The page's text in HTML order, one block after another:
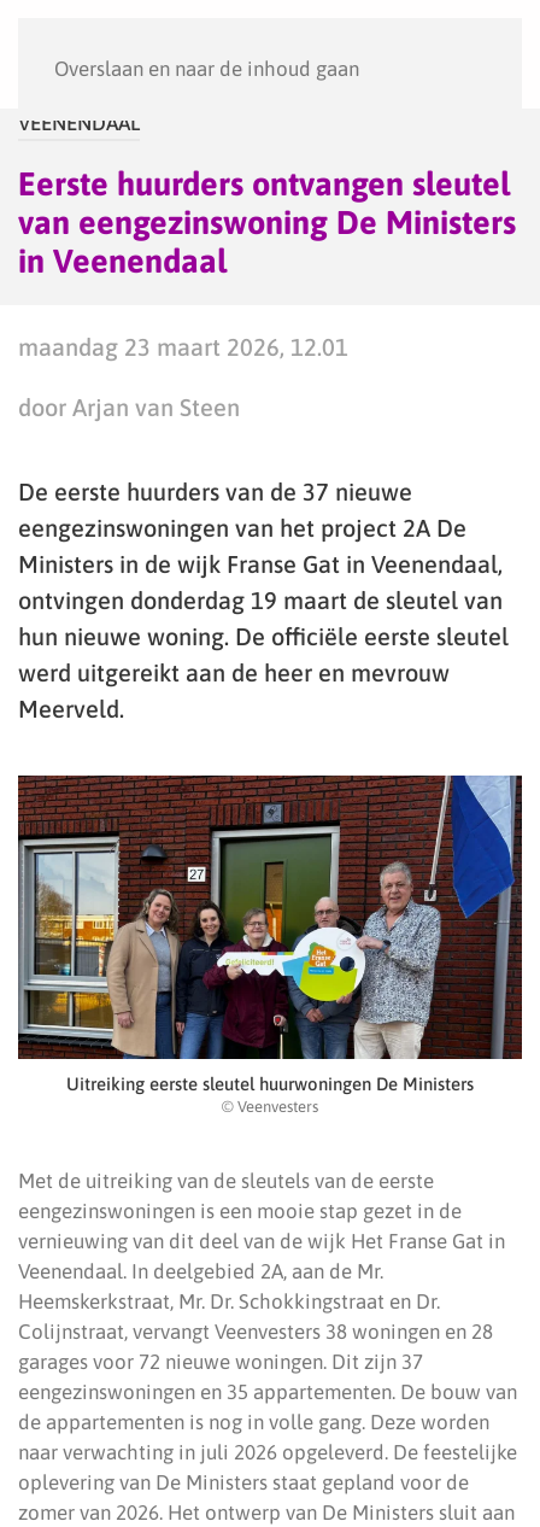
Overslaan en naar de inhoud gaan
VEENENDAAL
Eerste huurders ontvangen sleutel
van eengezinswoning De Ministers
in Veenendaal
maandag 23 maart 2026, 12.01
door Arjan van Steen
De eerste huurders van de 37 nieuwe
eengezinswoningen van het project 2A De
Ministers in de wijk Franse Gat in Veenendaal,
ontvingen donderdag 19 maart de sleutel van
hun nieuwe woning. De officiële eerste sleutel
werd uitgereikt aan de heer en mevrouw
Meerveld.
Uitreiking eerste sleutel huurwoningen De Ministers
© Veenvesters
Met de uitreiking van de sleutels van de eerste
eengezinswoningen is een mooie stap gezet in de
vernieuwing van dit deel van de wijk Het Franse Gat in
Veenendaal. In deelgebied 2A, aan de Mr.
Heemskerkstraat, Mr. Dr. Schokkingstraat en Dr.
Colijnstraat, vervangt Veenvesters 38 woningen en 28
garages voor 72 nieuwe woningen. Dit zijn 37
eengezinswoningen en 35 appartementen. De bouw van
de appartementen is nog in volle gang. Deze worden
naar verwachting in juli 2026 opgeleverd. De feestelijke
oplevering van De Ministers staat gepland voor de
zomer van 2026. Het ontwerp van De Ministers sluit aan